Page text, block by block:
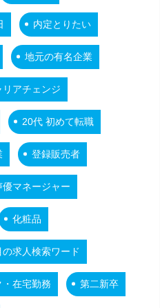
内定とりたい
地元の有名企業
リアチェンジ
20代 初めて転職
登録販売者
優マネージャー
化粧品
の求人検索ワード
・在宅勤務 第二新卒